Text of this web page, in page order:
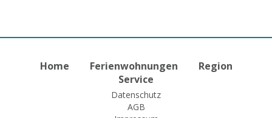
Home Ferienwohnungen
Region
Service
Datenschutz
AGB